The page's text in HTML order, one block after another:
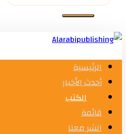
الرئيسية
أحدث الأخبار
الكتب
قائمة
انشر معنا